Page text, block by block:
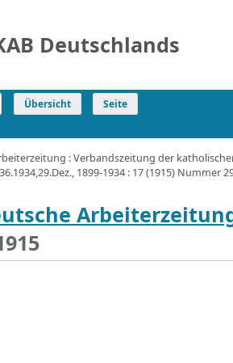
Deutschlands
Übersicht Seite
: Verbandszeitung der
1899-1934 : 17 (1915) Nummer